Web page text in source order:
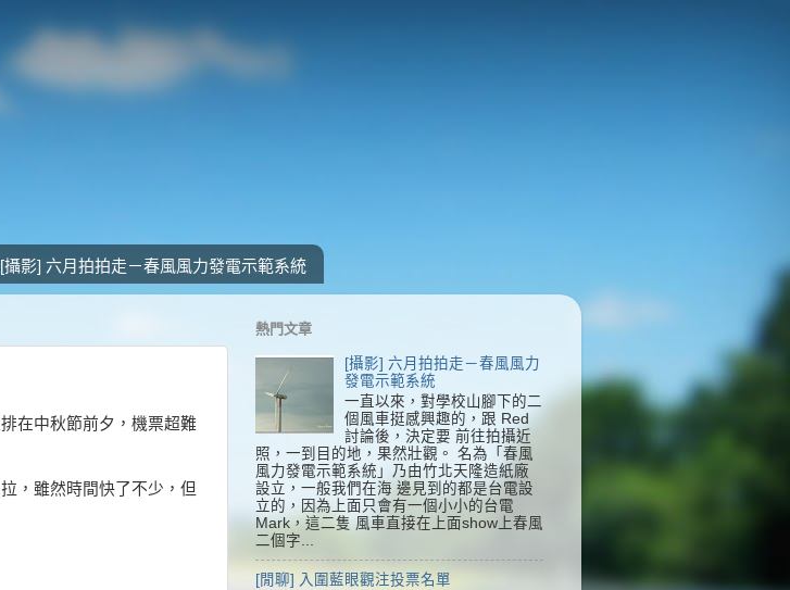
[攝影] 六月拍拍走－春風風力發電示範系統
在中秋節前夕，機票超難
，雖然時間快了不少，但
熱門文章
[攝影] 六月拍拍走－春風風力
發電示範系統
一直以來，對學校山腳下的二
個風車挺感興趣的，跟 Red
討論後，決定要 前往拍攝近
照，一到目的地，果然壯觀。 名為「春風
風力發電示範系統」乃由竹北天隆造紙廠
設立，一般我們在海 邊見到的都是台電設
立的，因為上面只會有一個小小的台電
Mark，這二隻 風車直接在上面show上春風
二個字...
[閒聊] 入圍藍眼觀注投票名單